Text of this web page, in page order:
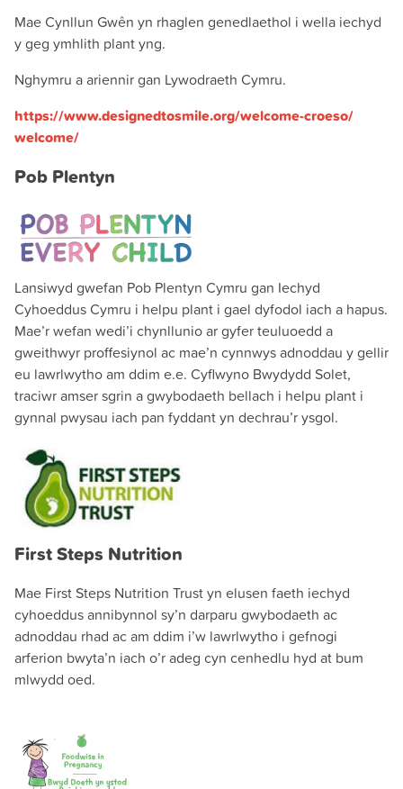
Mae Cynllun Gwên yn rhaglen genedlaethol i wella iechyd
y geg ymhlith plant yng.
Nghymru a ariennir gan Lywodraeth Cymru.
https://www.designedtosmile.org/welcome-croeso/
welcome/
Pob Plentyn
Lansiwyd gwefan Pob Plentyn Cymru gan Iechyd
Cyhoeddus Cymru i helpu plant i gael dyfodol iach a hapus.
Mae’r wefan wedi’i chynllunio ar gyfer teuluoedd a
gweithwyr proffesiynol ac mae’n cynnwys adnoddau y gellir
eu lawrlwytho am ddim e.e. Cyflwyno Bwydydd Solet,
traciwr amser sgrin a gwybodaeth bellach i helpu plant i
gynnal pwysau iach pan fyddant yn dechrau’r ysgol.
First Steps Nutrition
Mae First Steps Nutrition Trust yn elusen faeth iechyd
cyhoeddus annibynnol sy’n darparu gwybodaeth ac
adnoddau rhad ac am ddim i’w lawrlwytho i gefnogi
arferion bwyta’n iach o’r adeg cyn cenhedlu hyd at bum
mlwydd oed.